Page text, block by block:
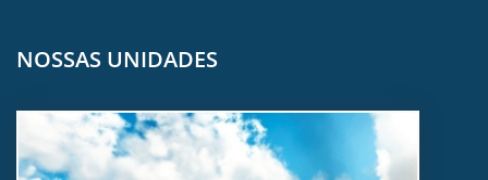
NOSSAS UNIDADES